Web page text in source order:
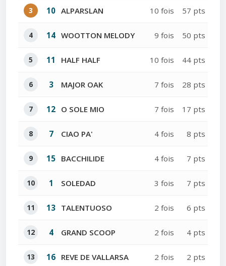
3 10 ALPARSLAN 10 fois 57 pts
4 14 WOOTTON MELODY 9 fois 50 pts
5 11 HALF HALF 10 fois 44 pts
6 3 MAJOR OAK 7 fois 28 pts
7 12 O SOLE MIO 7 fois 17 pts
8 7 CIAO PA' 4 fois 8 pts
9 15 BACCHILIDE 4 fois 7 pts
10 1 SOLEDAD 3 fois 7 pts
11 13 TALENTUOSO 2 fois 6 pts
12 4 GRAND SCOOP 2 fois 4 pts
13 16 REVE DE VALLARSA 2 fois 2 pts